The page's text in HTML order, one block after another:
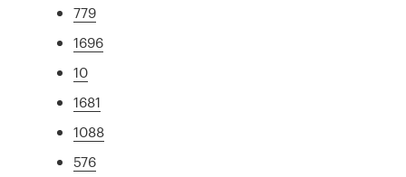
779
1696
10
1681
1088
576